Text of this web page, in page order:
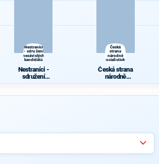
Nestraníci
- sdružení
nezávislých
kandidátů
Nestraníci -
sdružení
Česká
strana
národně
socialistická
Česká strana
národně
socialistická